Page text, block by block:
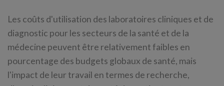
Les coûts d'utilisation des laboratoires cliniques et de
diagnostic pour les secteurs de la santé et de la
médecine peuvent être relativement faibles en
pourcentage des budgets globaux de santé, mais
l'impact de leur travail en termes de recherche,